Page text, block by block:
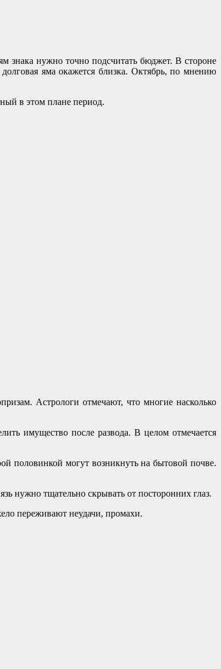
знака нужно точно подсчитать бюджет. В стороне
яма окажется близка. Октябрь, по мнению
в этом плане период.
Астрологи отмечают, что многие насколько
имущество после развода. В целом отмечается
половинкой могут возникнуть на бытовой почве.
нужно тщательно скрывать от посторонних глаз.
переживают неудачи, промахи.